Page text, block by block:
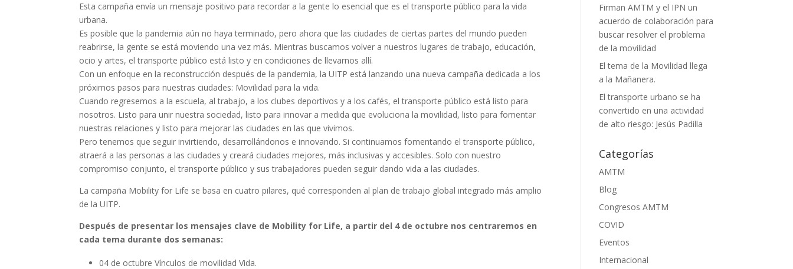
Esta campaña envía un mensaje positivo para recordar a la gente lo esencial que es el transporte público para la vida
urbana.
Es posible que la pandemia aún no haya terminado, pero ahora que las ciudades de ciertas partes del mundo pueden
reabrirse, la gente se está moviendo una vez más. Mientras buscamos volver a nuestros lugares de trabajo, educación,
ocio y artes, el transporte público está listo y en condiciones de llevarnos allí.
Con un enfoque en la reconstrucción después de la pandemia, la UITP está lanzando una nueva campaña dedicada a los
próximos pasos para nuestras ciudades: Movilidad para la vida.
Cuando regresemos a la escuela, al trabajo, a los clubes deportivos y a los cafés, el transporte público está listo para
nosotros. Listo para unir nuestra sociedad, listo para innovar a medida que evoluciona la movilidad, listo para fomentar
nuestras relaciones y listo para mejorar las ciudades en las que vivimos.
Pero tenemos que seguir invirtiendo, desarrollándonos e innovando. Si continuamos fomentando el transporte público,
atraerá a las personas a las ciudades y creará ciudades mejores, más inclusivas y accesibles. Solo con nuestro
compromiso conjunto, el transporte público y sus trabajadores pueden seguir dando vida a las ciudades.
La campaña Mobility for Life se basa en cuatro pilares, qué corresponden al plan de trabajo global integrado más amplio
de la UITP.
Después de presentar los mensajes clave de Mobility for Life, a partir del 4 de octubre nos centraremos en
cada tema durante dos semanas:
04 de octubre Vínculos de movilidad Vida.
Firman AMTM y el IPN un
acuerdo de colaboración para
buscar resolver el problema
de la movilidad
El tema de la Movilidad llega
a la Mañanera.
El transporte urbano se ha
convertido en una actividad
de alto riesgo: Jesús Padilla
Categorías
AMTM
Blog
Congresos AMTM
COVID
Eventos
Internacional